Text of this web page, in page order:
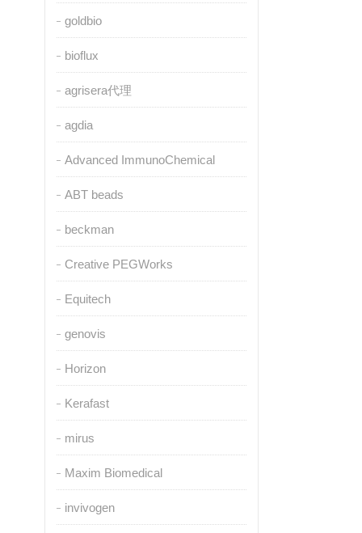
goldbio
bioflux
agrisera代理
agdia
Advanced ImmunoChemical
ABT beads
beckman
Creative PEGWorks
Equitech
genovis
Horizon
Kerafast
mirus
Maxim Biomedical
invivogen